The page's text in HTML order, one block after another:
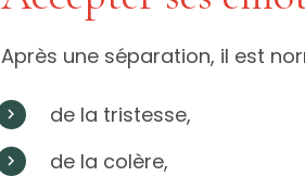
Après une séparation, il est
de la tristesse,
de la colère,